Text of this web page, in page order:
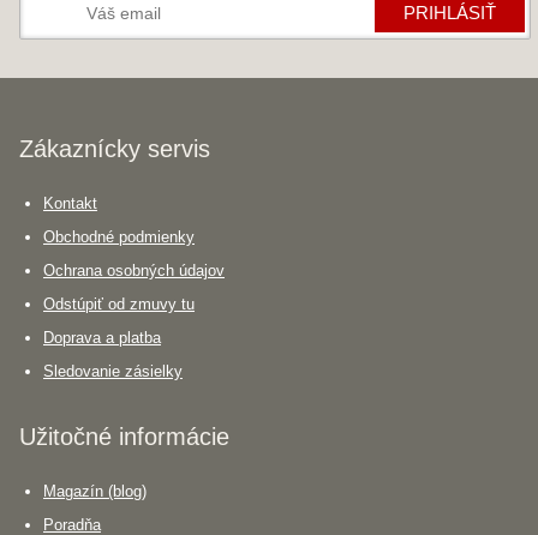
PRIHLÁSIŤ
Zákaznícky servis
Kontakt
Obchodné podmienky
Ochrana osobných údajov
Odstúpiť od zmuvy tu
Doprava a platba
Sledovanie zásielky
Užitočné informácie
Magazín (blog)
Poradňa